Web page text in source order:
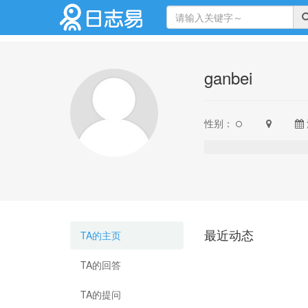
ganbei
性别：
TA的主页
TA的回答
TA的提问
最近动态